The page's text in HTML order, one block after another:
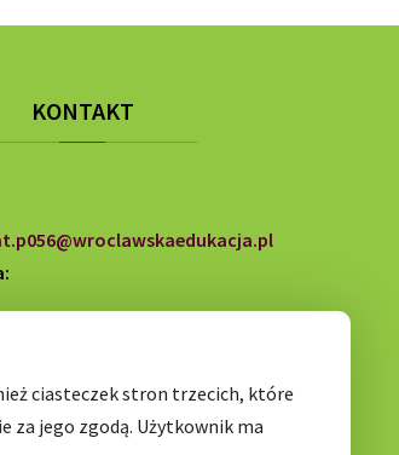
KONTAKT
ciasteczek stron trzecich, które
za jego zgodą. Użytkownik ma